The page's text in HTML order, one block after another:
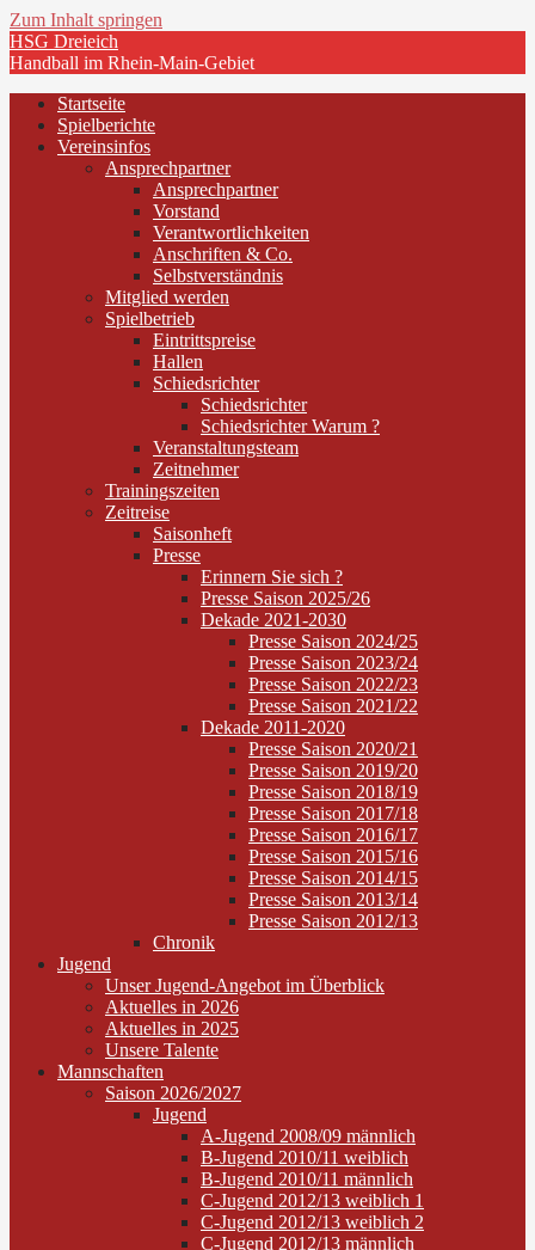
Zum Inhalt springen
HSG Dreieich
Handball im Rhein-Main-Gebiet
Startseite
Spielberichte
Vereinsinfos
Ansprechpartner
Ansprechpartner
Vorstand
Verantwortlichkeiten
Anschriften & Co.
Selbstverständnis
Mitglied werden
Spielbetrieb
Eintrittspreise
Hallen
Schiedsrichter
Schiedsrichter
Schiedsrichter Warum ?
Veranstaltungsteam
Zeitnehmer
Trainingszeiten
Zeitreise
Saisonheft
Presse
Erinnern Sie sich ?
Presse Saison 2025/26
Dekade 2021-2030
Presse Saison 2024/25
Presse Saison 2023/24
Presse Saison 2022/23
Presse Saison 2021/22
Dekade 2011-2020
Presse Saison 2020/21
Presse Saison 2019/20
Presse Saison 2018/19
Presse Saison 2017/18
Presse Saison 2016/17
Presse Saison 2015/16
Presse Saison 2014/15
Presse Saison 2013/14
Presse Saison 2012/13
Chronik
Jugend
Unser Jugend-Angebot im Überblick
Aktuelles in 2026
Aktuelles in 2025
Unsere Talente
Mannschaften
Saison 2026/2027
Jugend
A-Jugend 2008/09 männlich
B-Jugend 2010/11 weiblich
B-Jugend 2010/11 männlich
C-Jugend 2012/13 weiblich 1
C-Jugend 2012/13 weiblich 2
C-Jugend 2012/13 männlich